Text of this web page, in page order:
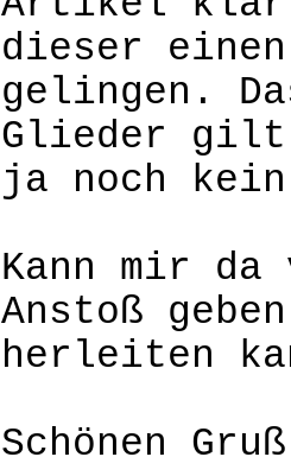
dieser
gelingen.
Glieder
ja noch
Kann mir
Anstoß
herleiten
Schönen